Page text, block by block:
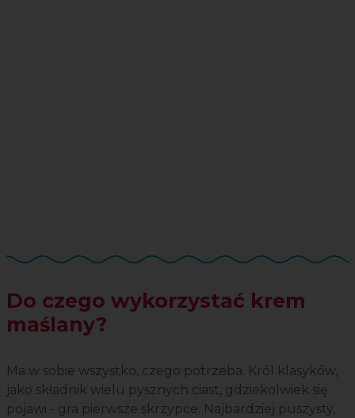
Do czego wykorzystać krem
maślany?
Ma w sobie wszystko, czego potrzeba. Król klasyków,
jako składnik wielu pysznych ciast, gdziekolwiek się
pojawi - gra pierwsze skrzypce. Najbardziej puszysty,